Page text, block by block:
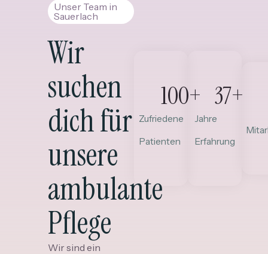
Unser Team in
Sauerlach
Wir
suchen
dich für
unsere
ambulante
Pflege
Wir sind ein
Zufriedene
Patienten
100+
Jahre
Erfahrung
37+